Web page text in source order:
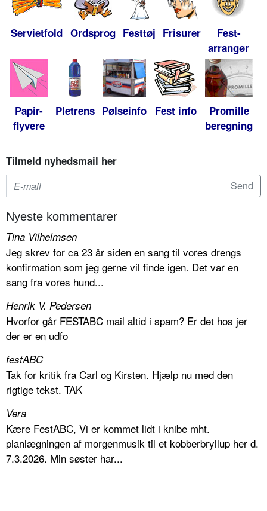
Servietfold Ordsprog Festtøj Frisurer
Fest-
arrangør
Papir-
flyvere
Pletrens Pølseinfo Fest info
Promille
beregning
Tilmeld nyhedsmail her
Nyeste kommentarer
Tina Vilhelmsen
Jeg skrev for ca 23 år siden en sang til vores drengs
konfirmation som jeg gerne vil finde igen. Det var en
sang fra vores hund...
Henrik V. Pedersen
Hvorfor går FESTABC mail altid i spam? Er det hos jer
der er en udfo
festABC
Tak for kritik fra Carl og Kirsten. Hjælp nu med den
rigtige tekst. TAK
Vera
Kære FestABC, Vi er kommet lidt i knibe mht.
planlægningen af morgenmusik til et kobberbryllup her d.
7.3.2026. Min søster har...